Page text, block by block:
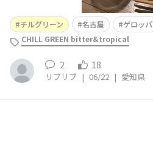
チルグリーン 名古屋 ゲロッパ
CHILL GREEN bitter&tropical
2 18
リブリブ | 06/22 | 愛知県